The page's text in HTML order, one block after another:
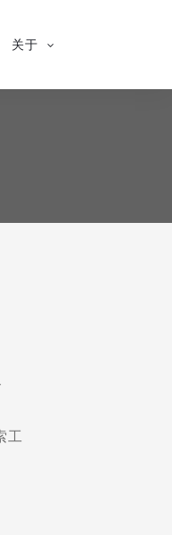
关于
工